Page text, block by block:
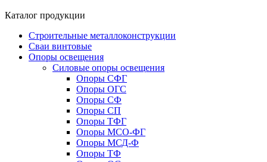
Каталог продукции
Строительные металлоконструкции
Сваи винтовые
Опоры освещения
Силовые опоры освещения
Опоры СФГ
Опоры ОГС
Опоры СФ
Опоры СП
Опоры ТФГ
Опоры МСО-ФГ
Опоры МСД-Ф
Опоры ТФ